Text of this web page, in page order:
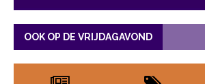
OOK OP DE VRIJDAGAVOND